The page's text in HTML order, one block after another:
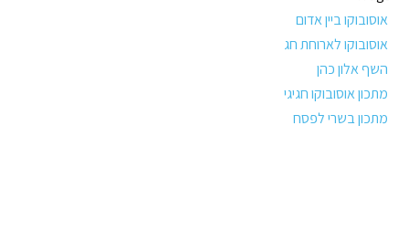
אוסובוקו ביין אדום
אוסובוקו לארוחת חג
השף אלון כהן
מתכון אוסובוקו חגיגי
מתכון בשרי לפסח